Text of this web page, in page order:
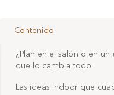
Contenido
¿Plan en el salón o en
que lo cambia todo
Las ideas indoor que